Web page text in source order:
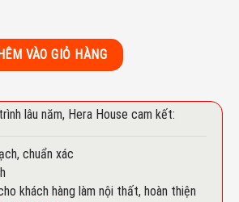
số lượng
VÀO GIỎ HÀNG
lâu năm, Hera House cam kết:
chuẩn xác
khách hàng làm nội thất, hoàn thiện